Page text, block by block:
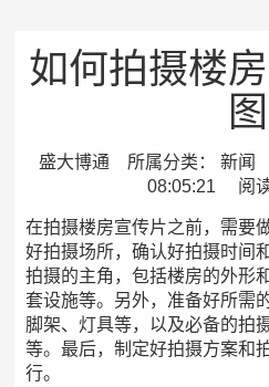
如何拍摄楼
图
盛大博通 所属分类： 新闻
08:05:21 阅
在拍摄楼房宣传片之前，需要
好拍摄场所，确认好拍摄时间
拍摄的主角，包括楼房的外形
套设施等。另外，准备好所需
脚架、灯具等，以及必备的拍
等。最后，制定好拍摄方案和
行。